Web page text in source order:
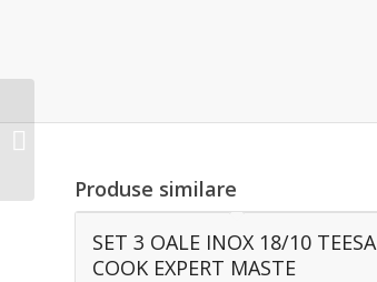
Produse similare
SET 3 OALE INOX 18/10 TEESA
COOK EXPERT MASTE
SET TACAMURI INOX